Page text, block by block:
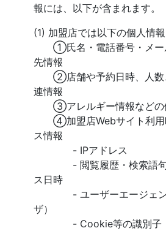
報には、以下が含まれます。
(1) 加盟店では以下の個人情報
①氏名・電話番号・メー
先情報
②店舗や予約日時、人数
連情報
③アレルギー情報などの
④加盟店Webサイト利用
ス情報
- IPアドレス
- 閲覧履歴・検索語句
ス日時
- ユーザーエージェント
ザ）
- Cookie等の識別子